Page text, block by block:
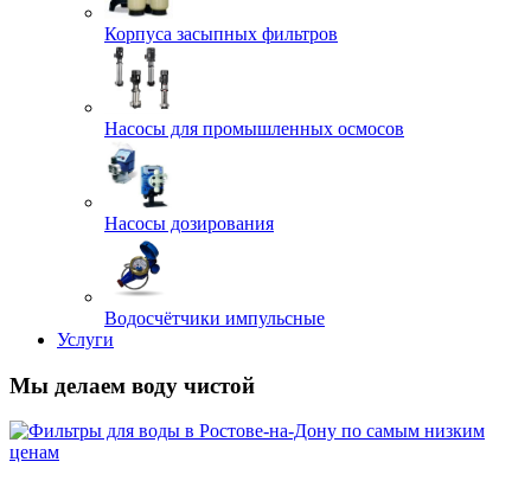
Корпуса засыпных фильтров
Насосы для промышленных осмосов
Насосы дозирования
Водосчётчики импульсные
Услуги
Мы делаем воду чистой